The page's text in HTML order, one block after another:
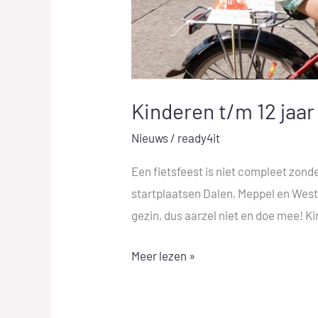
Kinderen t/m 12
Nieuws / ready4it
Een fietsfeest is niet compleet
startplaatsen Dalen, Meppel en
gezin, dus aarzel niet en doe mee!
Meer lezen »